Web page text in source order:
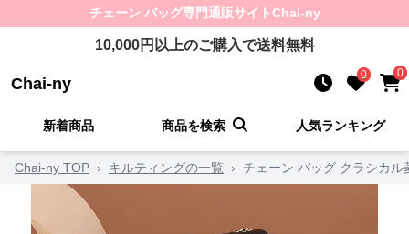
チェーン バッグ専門通販サイトChai-ny
10,000円以上のご購入で送料無料
Chai-ny 0 0
新着商品 商品を検索 人気ランキング
Chai-ny TOP › キルティングの一覧 › チェーン バッグ クラシカ